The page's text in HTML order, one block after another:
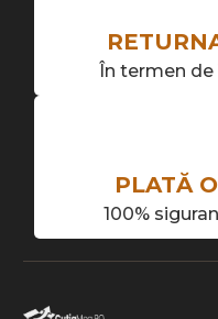
În termen de
PLATĂ
100%